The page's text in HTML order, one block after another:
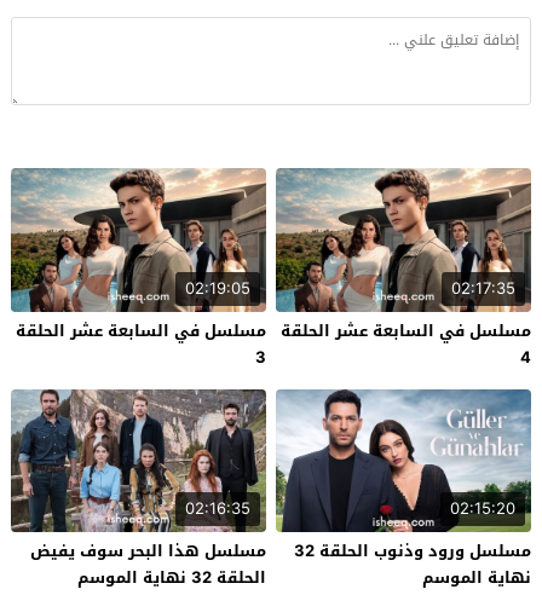
02:17:35
مسلسل في السابعة عشر الحلقة
4
02:19:05
مسلسل في السابعة عشر الحلقة
3
02:15:20
مسلسل ورود وذنوب الحلقة 32
نهاية الموسم
02:16:35
مسلسل هذا البحر سوف يفيض
الحلقة 32 نهاية الموسم